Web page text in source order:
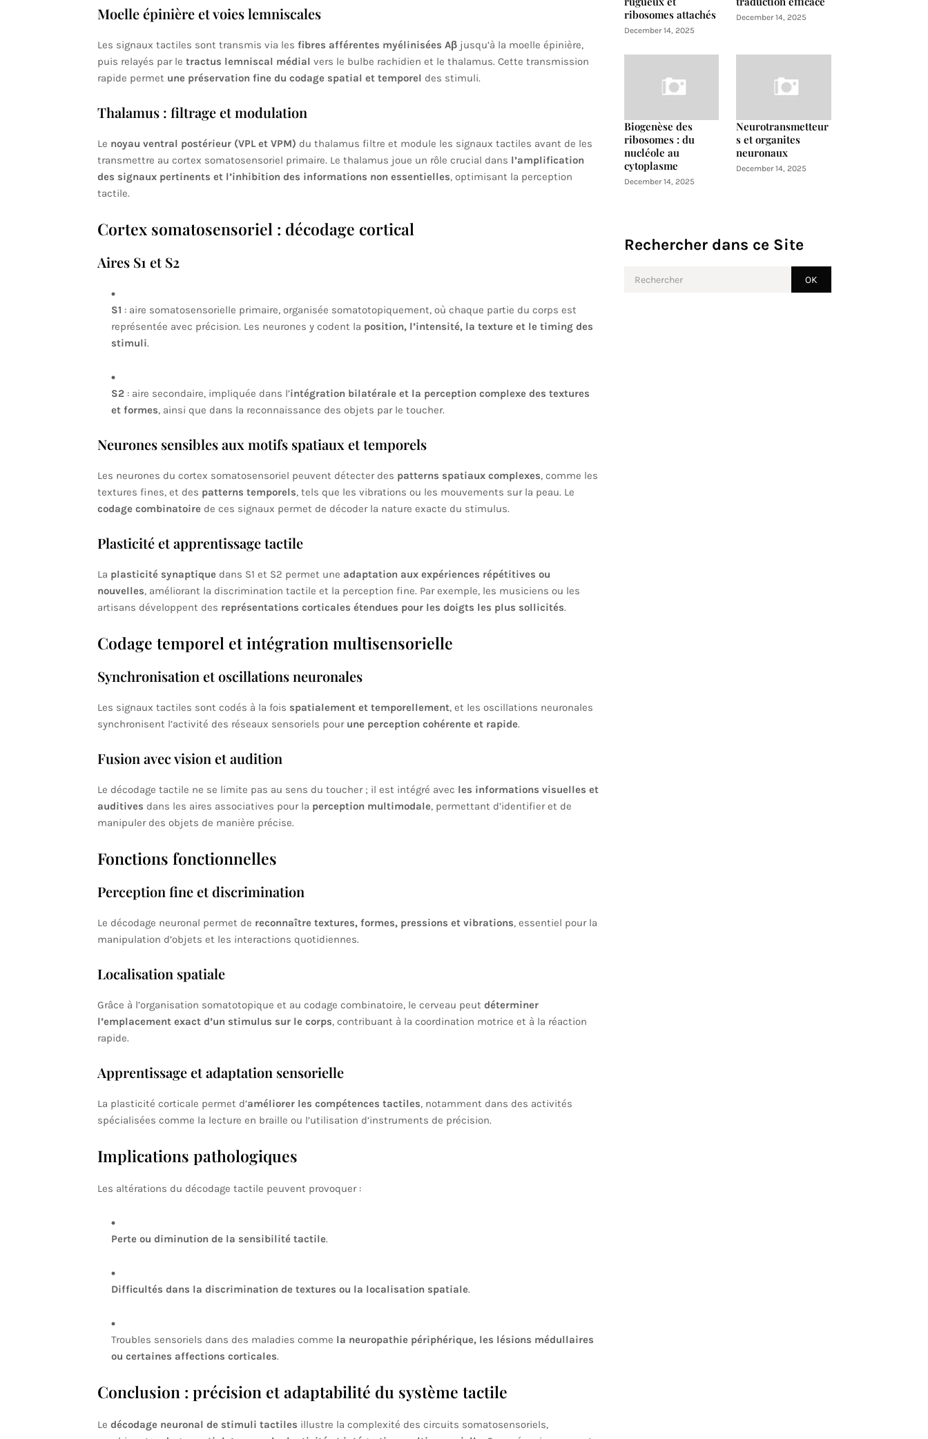
Moelle épinière et voies lemniscales
Les signaux tactiles sont transmis via les fibres afférentes myélinisées Aβjusqu’à la moelle épinière,
puis relayés par le tractus lemniscal médial vers le bulbe rachidien et le thalamus. Cette transmission
rapide permet une préservation fine du codage spatial et temporel des stimuli.
Thalamus : filtrage et modulation
Le noyau ventral postérieur (VPL et VPM) du thalamus filtre et module les signaux tactiles avant de les
transmettre au cortex somatosensoriel primaire. Le thalamus joue un rôle crucial dans l’amplification
des signaux pertinents et l’inhibition des informations non essentielles, optimisant la perception
tactile.
Cortex somatosensoriel : décodage cortical
Aires S1 et S2
S1 : aire somatosensorielle primaire, organisée somatotopiquement, où chaque partie du corps est
représentée avec précision. Les neurones y codent la position, l’intensité, la texture et le timing des
stimuli.
S2: aire secondaire, impliquée dans l’intégration bilatérale et la perception complexe des textures
et formes, ainsi que dans la reconnaissance des objets par le toucher.
Neurones sensibles aux motifs spatiaux et temporels
Les neurones du cortex somatosensoriel peuvent détecter des patterns spatiaux complexes, comme les
textures fines, et des patterns temporels, tels que les vibrations ou les mouvements sur la peau. Le
codage combinatoirede ces signaux permet de décoder la nature exacte du stimulus.
Plasticité et apprentissage tactile
La plasticité synaptiquedans S1 et S2 permet une adaptation aux expériences répétitives ou
nouvelles, améliorant la discrimination tactile et la perception fine. Par exemple, les musiciens ou les
artisans développent des représentations corticales étendues pour les doigts les plus sollicités.
Codage temporel et intégration multisensorielle
Synchronisation et oscillations neuronales
Les signaux tactiles sont codés à la fois spatialement et temporellement, et les oscillations neuronales
synchronisent l’activité des réseaux sensoriels pour une perception cohérente et rapide.
Fusion avec vision et audition
Le décodage tactile ne se limite pas au sens du toucher ; il est intégré avec les informations visuelles et
auditives dans les aires associatives pour la perception multimodale, permettant d’identifier et de
manipuler des objets de manière précise.
Fonctions fonctionnelles
Perception fine et discrimination
Le décodage neuronal permet de reconnaître textures, formes, pressions et vibrations, essentiel pour la
manipulation d’objets et les interactions quotidiennes.
Localisation spatiale
Grâce à l’organisation somatotopique et au codage combinatoire, le cerveau peut déterminer
l’emplacement exact d’un stimulus sur le corps, contribuant à la coordination motrice et à la réaction
rapide.
Apprentissage et adaptation sensorielle
La plasticité corticale permet d’améliorer les compétences tactiles, notamment dans des activités
spécialisées comme la lecture en braille ou l’utilisation d’instruments de précision.
Implications pathologiques
Les altérations du décodage tactile peuvent provoquer :
Perte ou diminution de la sensibilité tactile.
Difficultés dans la discrimination de textures ou la localisation spatiale.
Troubles sensoriels dans des maladies comme la neuropathie périphérique, les lésions médullaires
ou certaines affections corticales.
Conclusion : précision et adaptabilité du système tactile
Le décodage neuronal de stimuli tactiles illustre la complexité des circuits somatosensoriels,
ribosomes attachés
December 14, 2025
December 14, 2025
Biogenèse des
ribosomes : du
nucléole au
cytoplasme
December 14, 2025
Neurotransmetteur
s et organites
neuronaux
December 14, 2025
Rechercher dans ce Site